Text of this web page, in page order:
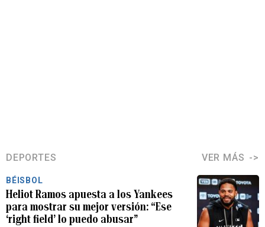
DEPORTES VER MÁS
BÉISBOL
Heliot Ramos apuesta a los Yankees
para mostrar su mejor versión: “Ese
‘right field’ lo puedo abusar”